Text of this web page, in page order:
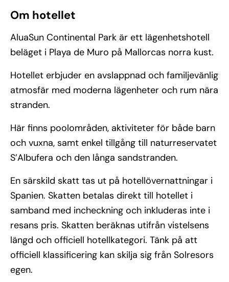
Om hotellet
AluaSun Continental Park är ett lägenhetshotell
beläget i Playa de Muro på Mallorcas norra kust.
Hotellet erbjuder en avslappnad och familjevänlig
atmosfär med moderna lägenheter och rum nära
stranden.
Här finns poolområden, aktiviteter för både barn
och vuxna, samt enkel tillgång till naturreservatet
S’Albufera och den långa sandstranden.
En särskild skatt tas ut på hotellövernattningar i
Spanien. Skatten betalas direkt till hotellet i
samband med incheckning och inkluderas inte i
resans pris. Skatten beräknas utifrån vistelsens
längd och officiell hotellkategori. Tänk på att
officiell klassificering kan skilja sig från Solresors
egen.